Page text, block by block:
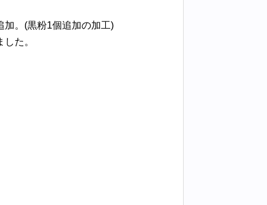
加。(黒粉1個追加の加工)
た。